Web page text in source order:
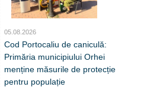
05.08.2026
Cod Portocaliu de caniculă:
Primăria municipiului Orhei
menține măsurile de protecție
pentru populație